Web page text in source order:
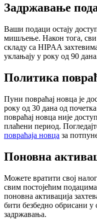
Задржавање
Ваши подаци остају
мишљење. Након тога, сви
складу са HIPAA
уклањају у року од 90
Политика
Пуни повраћај новца је
року од 30 дана од
повраћај новца није
плаћени период.
повраћаја новца за
Поновна
Можете вратити свој
свим постојећим
поновна активација
бити безбедно обрисани
задржавања.